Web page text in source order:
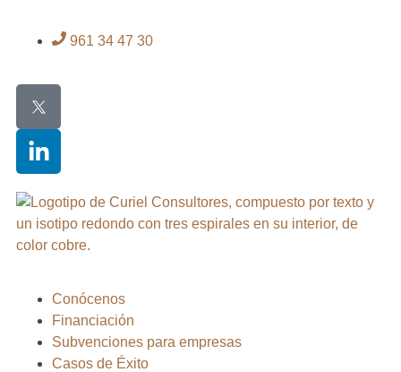
961 34 47 30
Conócenos
Financiación
Subvenciones para empresas
Casos de Éxito